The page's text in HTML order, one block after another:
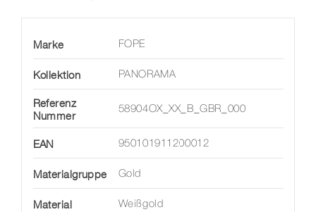
Marke FOPE
Kollektion PANORAMA
Referenz
Nummer
58904OX_XX_B_GBR_000
EAN 950101911200012
Materialgruppe Gold
Material Weißgold